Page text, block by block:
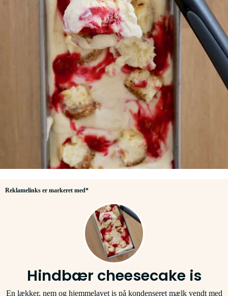
Reklamelinks er markeret med*
Hindbær cheesecake is
En lækker, nem og hjemmelavet is på kondenseret mælk vendt med